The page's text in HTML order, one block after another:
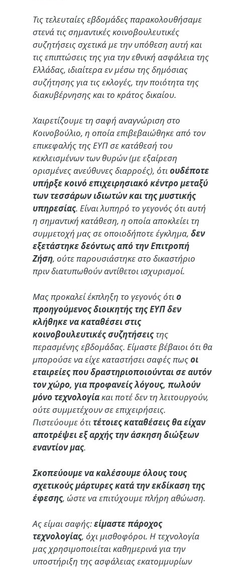
Τις τελευταίες εβδομάδες παρακολουθήσαμε
στενά τις σημαντικές κοινοβουλευτικές
συζητήσεις σχετικά με την υπόθεση αυτή και
τις επιπτώσεις της για την εθνική ασφάλεια της
Ελλάδας, ιδιαίτερα εν μέσω της δημόσιας
συζήτησης για τις εκλογές, την ποιότητα της
διακυβέρνησης και το κράτος δικαίου.
Χαιρετίζουμε τη σαφή αναγνώριση στο
Κοινοβούλιο, η οποία επιβεβαιώθηκε από τον
επικεφαλής της ΕΥΠ σε κατάθεσή του
κεκλεισμένων των θυρών (με εξαίρεση
ορισμένες ανεύθυνες διαρροές), ότιουδέποτε
υπήρξε κοινό επιχειρησιακό κέντρο μεταξύ
των τεσσάρων ιδιωτών και της μυστικής
υπηρεσίας. Είναι λυπηρό το γεγονός ότι αυτή
η σημαντική κατάθεση, η οποία αποκλείει τη
συμμετοχή μας σε οποιοδήποτε έγκλημα, δεν
εξετάστηκε δεόντως από την Επιτροπή
Ζήση, ούτε παρουσιάστηκε στο δικαστήριο
πριν διατυπωθούν αντίθετοι ισχυρισμοί.
Μας προκαλεί έκπληξη το γεγονός ότιο
προηγούμενος διοικητής της ΕΥΠ δεν
κλήθηκε να καταθέσει στις
κοινοβουλευτικές συζητήσειςτης
περασμένης εβδομάδας. Είμαστε βέβαιοι ότι θα
μπορούσε να είχε καταστήσει σαφές πωςοι
εταιρείες που δραστηριοποιούνται σε αυτόν
τον χώρο, για προφανείς λόγους, πωλούν
μόνο τεχνολογίακαι ποτέ δεν τη λειτουργούν,
ούτε συμμετέχουν σε επιχειρήσεις.
Πιστεύουμε ότι τέτοιες καταθέσεις θα είχαν
αποτρέψει εξ αρχής την άσκηση διώξεων
εναντίον μας.
Σκοπεύουμε να καλέσουμε όλους τους
σχετικούς μάρτυρες κατά την εκδίκαση της
έφεσης, ώστε να επιτύχουμε πλήρη αθώωση.
Ας είμαι σαφής:είμαστε πάροχος
τεχνολογίας, όχι μισθοφόροι. Η τεχνολογία
μας χρησιμοποιείται καθημερινά για την
υποστήριξη της ασφάλειας εκατομμυρίων